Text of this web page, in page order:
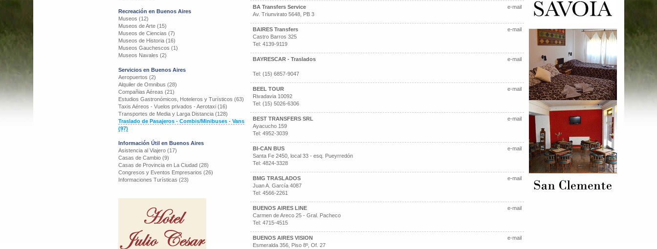
Recreación en Buenos Aires
Museos (12)
Museos de Arte (15)
Museos de Ciencias (7)
Museos de Historia (16)
Museos Gauchescos (1)
Museos Navales (2)
Servicios en Buenos Aires
Aeropuertos (2)
Alquiler de Omnibus (28)
Compañias Aéreas (21)
Estudios Gastronómicos, Hoteleros y Turísticos (63)
Taxis Aéreos - Vuelos privados - Aerotaxi (16)
Transportes de Media y Larga Distancia (128)
Traslado de Pasajeros - Combis/Minibuses - Vans
(97)
Información Útil en Buenos Aires
Asistencia al Viajero (17)
Casas de Cambio (9)
Casas de Provincia en La Ciudad (28)
Congresos y Eventos Empresarios (26)
Informaciones Turísticas (23)
e-mail
BA Transfers Service
Av. Triunvirato 5648, PB 3
e-mail
BAIRES Transfers
Castro Barros 325
Tel: 4139-9119
e-mail
BAYRESCAR - Traslados
Tel: (15) 6857-9047
e-mail
BEEL TOUR
Rivadavia 10092
Tel: (15) 5026-6306
e-mail
BEST TRANSFERS SRL
Ayacucho 159
Tel: 4952-3039
e-mail
BI-CAN BUS
Santa Fe 2450, local 33 - esq. Pueyrredón
Tel: 4824-3328
e-mail
BMG TRASLADOS
Juan A. García 4087
Tel: 4566-2261
e-mail
BUENOS AIRES LINE
Carmen de Areco 25 - Gral. Pacheco
Tel: 4715-4515
e-mail
BUENOS AIRES VISION
Esmeralda 356, Piso 8º, Of. 27